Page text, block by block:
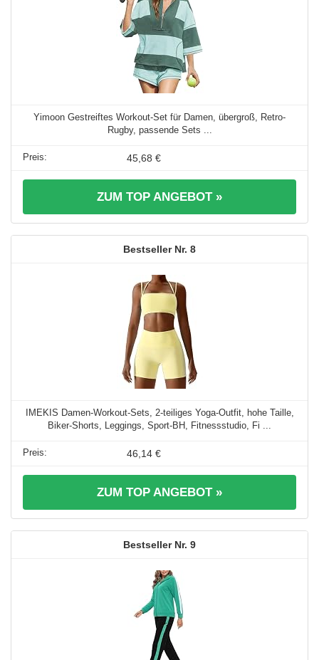
Yimoon Gestreiftes Workout-Set für Damen, übergroß, Retro-
Rugby, passende Sets ...
45,68 €
ZUM TOP ANGEBOT »
8
IMEKIS Damen-Workout-Sets, 2-teiliges Yoga-Outfit, hohe Taille,
Biker-Shorts, Leggings, Sport-BH, Fitnessstudio, Fi ...
46,14 €
ZUM TOP ANGEBOT »
9